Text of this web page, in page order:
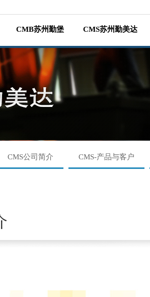
CMB苏州勤堡 CMS苏州勤美达
CMS公司简介 CMS-产品与客户